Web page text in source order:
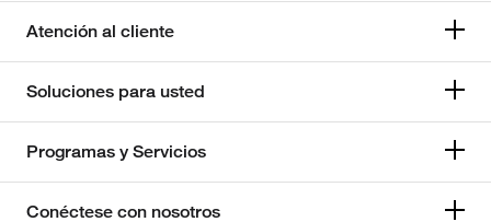
Atención al cliente
Soluciones para usted
Programas y Servicios
Conéctese con nosotros